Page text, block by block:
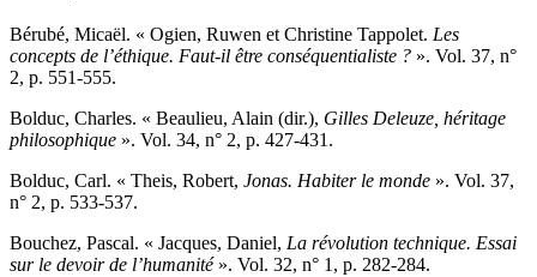
Bérubé, Micaël. « Ogien, Ruwen et Christine Tappolet. Les
concepts de l’éthique. Faut-il être conséquentialiste ? ». Vol. 37, n°
2, p. 551-555.
Bolduc, Charles. « Beaulieu, Alain (dir.), Gilles Deleuze, héritage
philosophique ». Vol. 34, n° 2, p. 427-431.
Bolduc, Carl. « Theis, Robert, Jonas. Habiter le monde ». Vol. 37,
n° 2, p. 533-537.
Bouchez, Pascal. « Jacques, Daniel, La révolution technique. Essai
sur le devoir de l’humanité». Vol. 32, n° 1, p. 282-284.